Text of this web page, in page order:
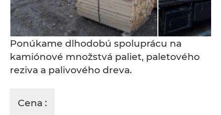
Ponúkame dlhodobú spoluprácu na
kamiónové množstvá paliet, paletového
reziva a palivového dreva.
Cena :